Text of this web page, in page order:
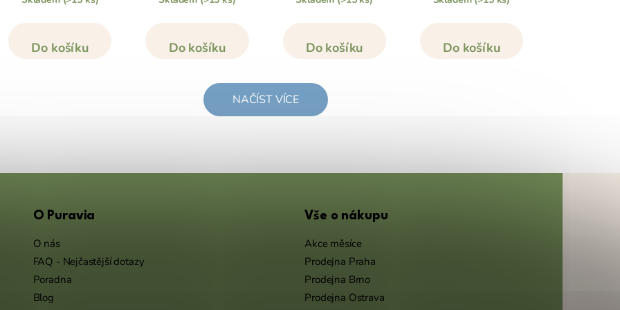
Do košíku Do košíku Do košíku Do košíku
NAČÍST VÍCE
O Puravia
O nás
FAQ - Nejčastější dotazy
Poradna
Blog
Vše o nákupu
Akce měsíce
Prodejna Praha
Prodejna Brno
Prodejna Ostrava